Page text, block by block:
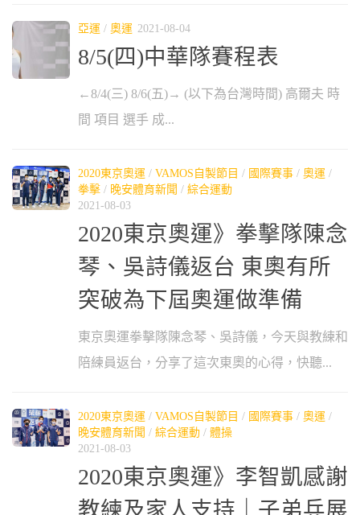
亞運 / 奧運 2021-08-04
8/5(四)中華隊賽程表
←8/4(三) 8/6(五)→ (以下為台灣時間) 高爾夫 時
間 項目 選手 成...
2020東京奧運 / VAMOS自製節目 / 國際賽事 / 奧運 /
拳擊 / 晚安體育新聞 / 綜合運動
2021-08-03
2020東京奧運》拳擊隊陳念
琴、吳詩儀返台 東奧有所
突破為下屆奧運做準備
東京奧運拳擊隊陳念琴、吳詩儀，今天與教練和
陪練員返台，分享了這次東奧的心得，快聽...
2020東京奧運 / VAMOS自製節目 / 國際賽事 / 奧運 /
晚安體育新聞 / 綜合運動 / 體操
2021-08-03
2020東京奧運》李智凱感謝
教練及家人支持｜子弟兵展